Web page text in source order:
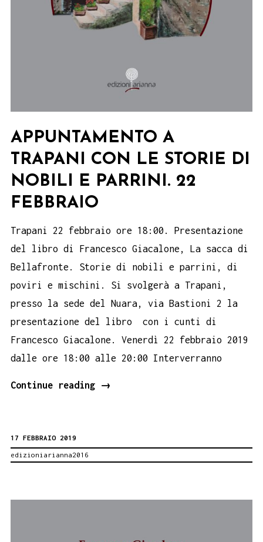
APPUNTAMENTO A
TRAPANI CON LE STORIE DI
NOBILI E PARRINI. 22
FEBBRAIO
Trapani 22 febbraio ore 18:00. Presentazione
del libro di Francesco Giacalone, La sacca di
Bellafronte. Storie di nobili e parrini, di
poviri e mischini. Si svolgerà a Trapani,
presso la sede del Nuara, via Bastioni 2 la
presentazione del libro con i cunti di
Francesco Giacalone. Venerdì 22 febbraio 2019
dalle ore 18:00 alle 20:00 Interverranno
Continue reading
Appuntamento
→
17 FEBBRAIO 2019
edizioniarianna2016